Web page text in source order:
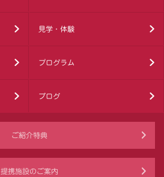
見学・体験
プログラム
ブログ
ご紹介特典
提携施設のご案内